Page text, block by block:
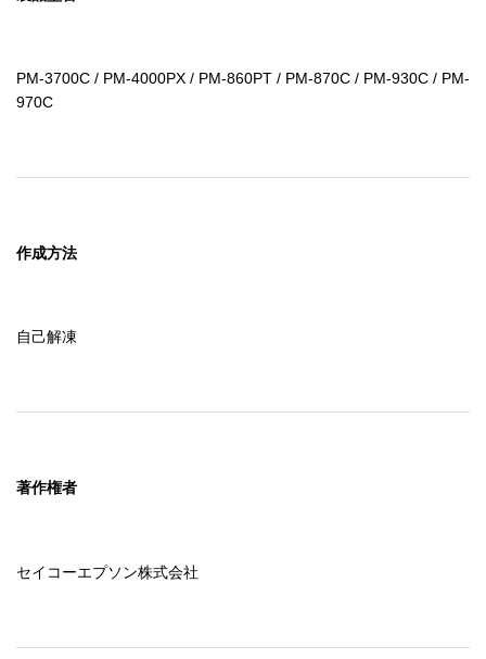
PM-3700C / PM-4000PX / PM-860PT / PM-870C / PM-930C / PM-
970C
作成方法
自己解凍
著作権者
セイコーエプソン株式会社